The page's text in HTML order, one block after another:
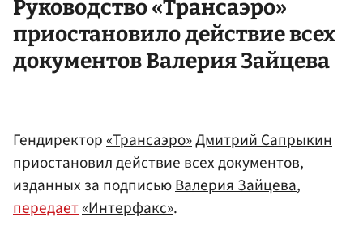
Руководство «Трансаэро»
приостановило действие всех
документов Валерия Зайцева
Гендиректор«Трансаэро»Дмитрий Сапрыкин
приостановил действие всех документов,
изданных за подписьюВалерия Зайцева,
передает«Интерфакс».